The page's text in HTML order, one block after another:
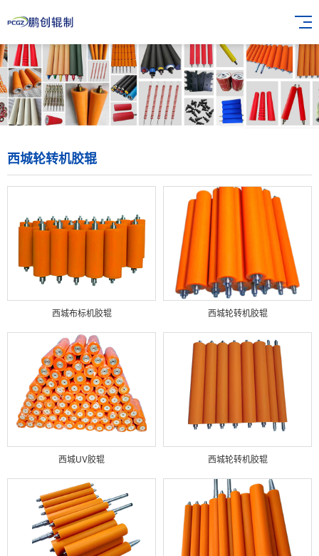
西城轮转机胶辊
西城布标机胶辊 西城轮转机胶辊
西城UV胶辊 西城轮转机胶辊